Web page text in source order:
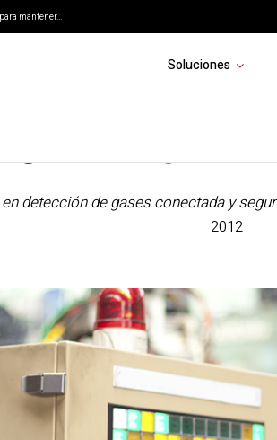
mantener...
Soluciones
detección de gases conectada y
2012